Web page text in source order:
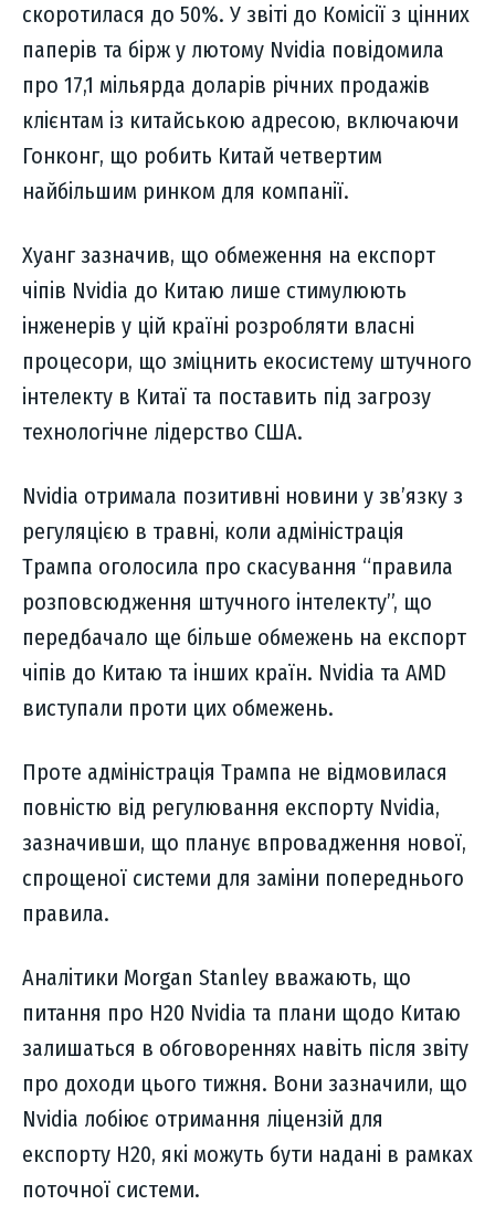
скоротилася до 50%. У звіті до Комісії з цінних
паперів та бірж у лютому Nvidia повідомила
про 17,1 мільярда доларів річних продажів
клієнтам із китайською адресою, включаючи
Гонконг, що робить Китай четвертим
найбільшим ринком для компанії.
Хуанг зазначив, що обмеження на експорт
чіпів Nvidia до Китаю лише стимулюють
інженерів у цій країні розробляти власні
процесори, що зміцнить екосистему штучного
інтелекту в Китаї та поставить під загрозу
технологічне лідерство США.
Nvidia отримала позитивні новини у зв’язку з
регуляцією в травні, коли адміністрація
Трампа оголосила про скасування “правила
розповсюдження штучного інтелекту”, що
передбачало ще більше обмежень на експорт
чіпів до Китаю та інших країн. Nvidia та AMD
виступали проти цих обмежень.
Проте адміністрація Трампа не відмовилася
повністю від регулювання експорту Nvidia,
зазначивши, що планує впровадження нової,
спрощеної системи для заміни попереднього
правила.
Аналітики Morgan Stanley вважають, що
питання про H20 Nvidia та плани щодо Китаю
залишаться в обговореннях навіть після звіту
про доходи цього тижня. Вони зазначили, що
Nvidia лобіює отримання ліцензій для
експорту H20, які можуть бути надані в рамках
поточної системи.